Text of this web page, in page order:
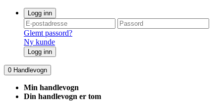
Logg inn
Glemt passord?
Ny kunde
Logg inn
0 Handlevogn
Min handlevogn
Din handlevogn er tom